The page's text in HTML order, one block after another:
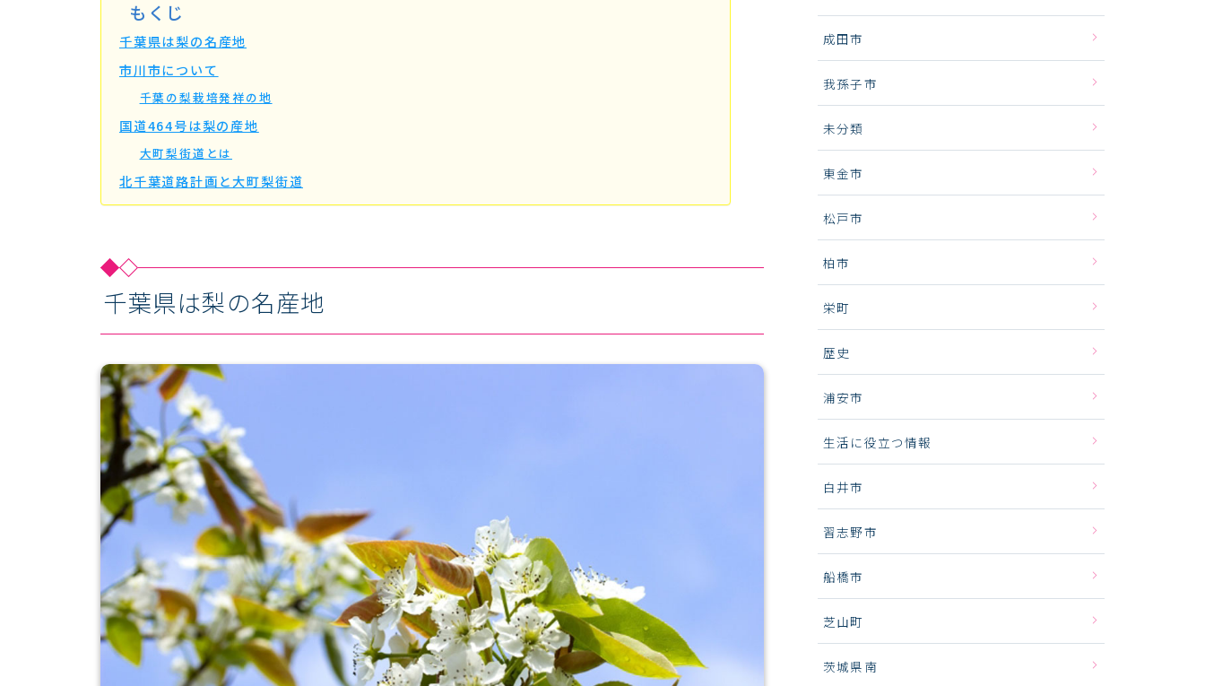
もくじ
千葉県は梨の名産地
市川市について
千葉の梨栽培発祥の地
国道464号は梨の産地
大町梨街道とは
北千葉道路計画と大町梨街道
千葉県は梨の名産地
成田市
我孫子市
未分類
東金市
松戸市
柏市
栄町
歴史
浦安市
生活に役立つ情報
白井市
習志野市
船橋市
芝山町
茨城県南